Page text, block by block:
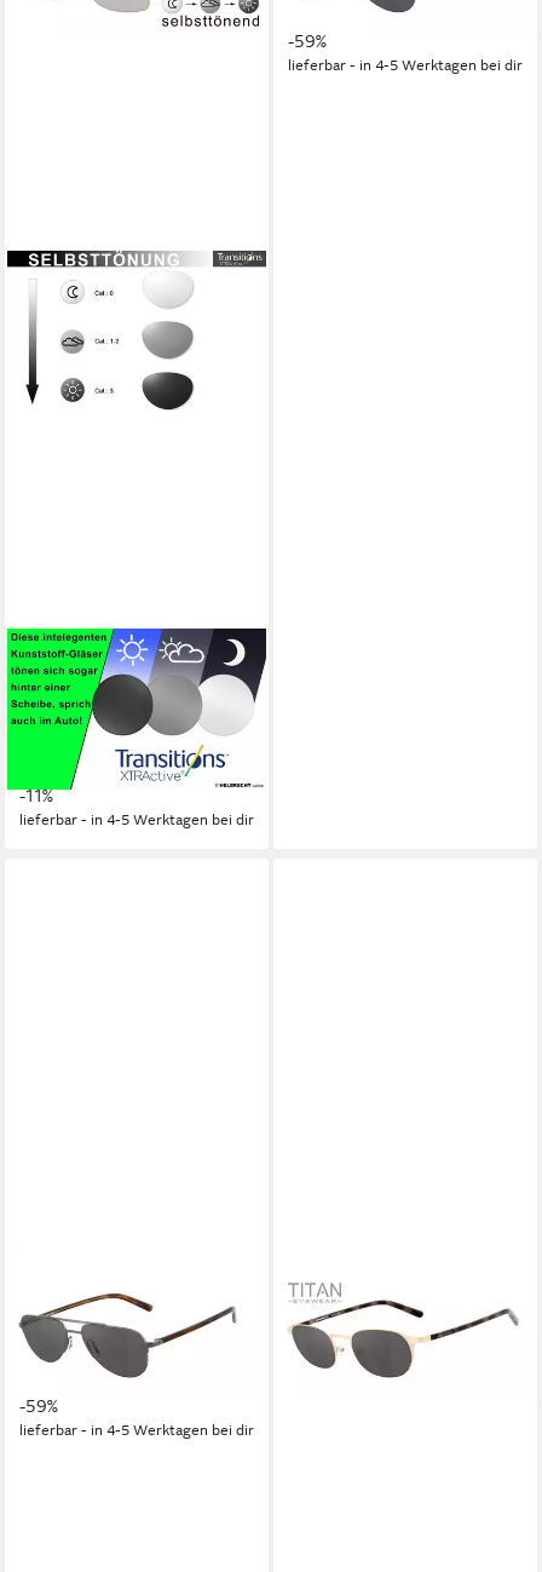
HARLEY-DAVIDSON
Sonnenbrille HD1016-54032
selbsttönende HLT®
Qualitätsgläser
275,00 €
UVP310,00 €
-11%
lieferbar - in 4-5 Werktagen bei dir
UVP295,00 €
-59%
lieferbar - in 4-5 Werktagen bei dir
Sonnenbrille HD1007-55008
polarisierende HLT®
Qualitätsgläser
UVP295,00 €
-59%
lieferbar - in 4-5 Werktagen bei dir